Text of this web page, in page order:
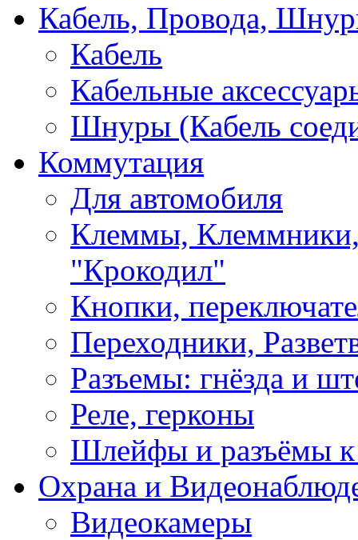
Кабель, Провода,
Кабель
Кабельные
Шнуры (Кабель
Коммутация
Для автомобиля
Клеммы,
"Крокодил"
Кнопки,
Переходники,
Разъемы: гнёзда и
Реле, герконы
Шлейфы и разъёмы
Охрана и
Видеокамеры